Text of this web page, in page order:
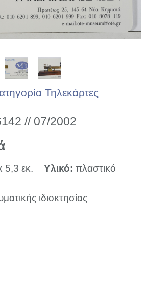
Τηλεκάρτες
// 07/2002
5,3 εκ. Υλικό: πλαστικό
ιδιοκτησίας